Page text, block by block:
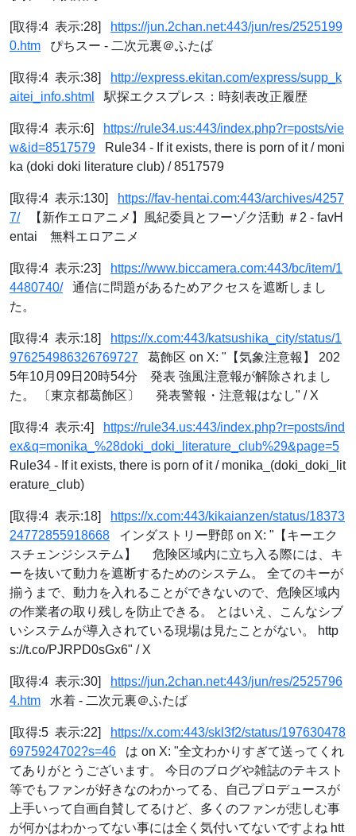
[取得:4 表示:28]
https://jun.2chan.net:443/jun/res/2525199
0.htm ぴちスー - 二次元裏＠ふたば
[取得:4 表示:38]
http://express.ekitan.com/express/supp_k
aitei_info.shtml
駅探エクスプレス：時刻表改正履歴
[取得:4 表示:6]
https://rule34.us:443/index.php?r=posts/vie
w&id=8517579 Rule34 - If it exists, there is porn of it / moni
ka (doki doki literature club) / 8517579
[取得:4 表示:130]
https://fav-hentai.com:443/archives/4257
7/【新作エロアニメ】風紀委員とフーゾク活動 ＃2 - favH
entai 無料エロアニメ
[取得:4 表示:23]
https://www.biccamera.com:443/bc/item/1
4480740/通信に問題があるためアクセスを遮断しまし
た。
[取得:4 表示:18]
https://x.com:443/katsushika_city/status/1
976254986326769727 葛飾区 on X: "【気象注意報】 202
5年10月09日20時54分 発表 強風注意報が解除されまし
た。 〔東京都葛飾区〕 発表警報・注意報はなし" / X
[取得:4 表示:4]
https://rule34.us:443/index.php?r=posts/ind
ex&q=monika_%28doki_doki_literature_club%29&page=5
Rule34 - If it exists, there is porn of it / monika_(doki_doki_lit
erature_club)
[取得:4 表示:18]
https://x.com:443/kikaianzen/status/18373
24772855918668 インダストリー野郎 on X: "【キーエク
スチェンジシステム】 危険区域内に立ち入る際には、キ
ーを抜いて動力を遮断するためのシステム。 全てのキーが
揃うまで、動力を入れることができないので、危険区域内
の作業者の取り残しを防止できる。 とはいえ、こんなシブ
いシステムが導入されている現場は見たことがない。 http
s://t.co/PJRPD0sGx6" / X
[取得:4 表示:30]
https://jun.2chan.net:443/jun/res/2525796
4.htm 水着 - 二次元裏＠ふたば
[取得:5 表示:22]
https://x.com:443/skl3f2/status/197630478
6975924702?s=46 は on X: "全文わかりすぎて送ってくれ
てありがとうございます。 今日のブログや雑誌のテキスト
等でもファンが好きなのわかってる、自己プロデュースが
上手いって自画自賛してるけど、多くのファンが悲しむ事
が何かはわかってない事には全く気付いてないですよね htt